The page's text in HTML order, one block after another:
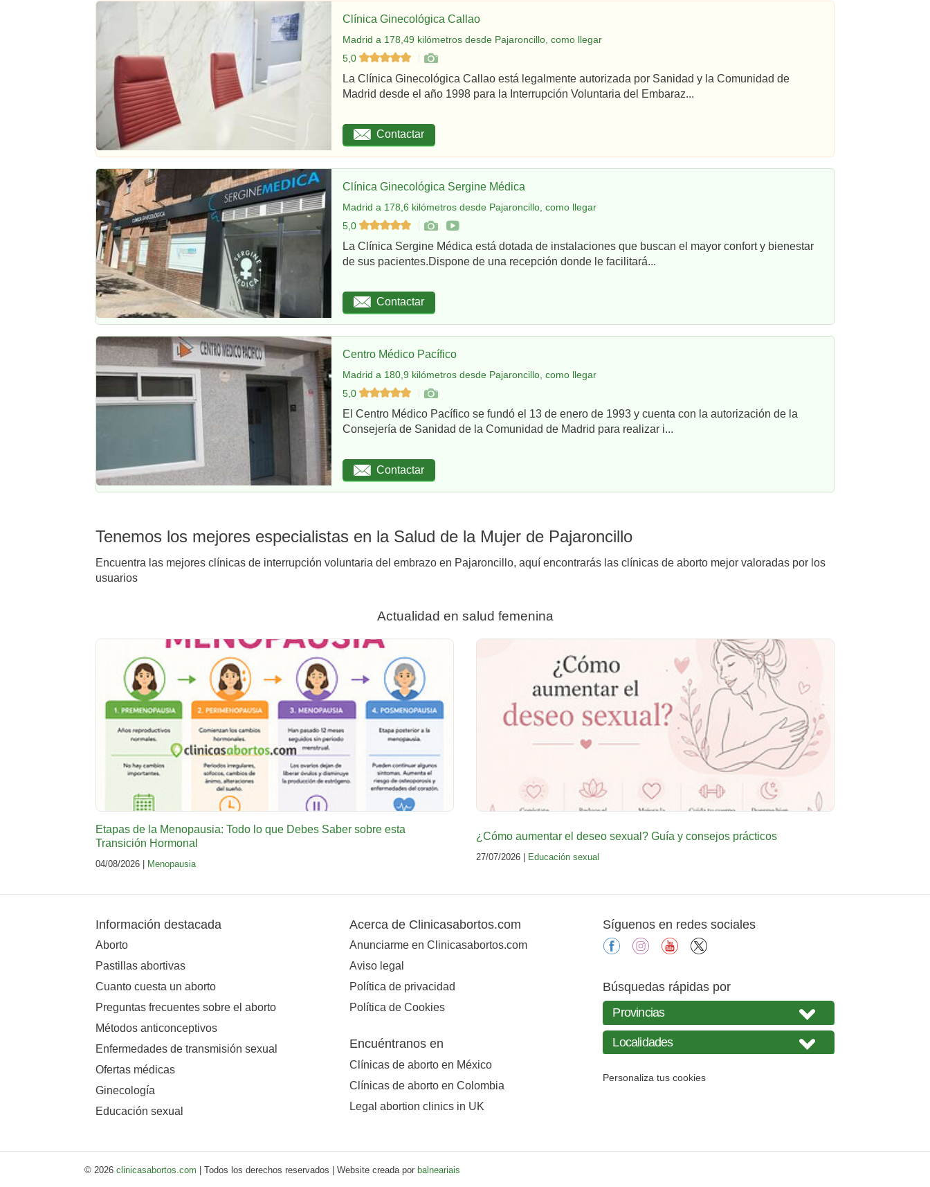
Clínica Ginecológica Callao
Madrid a 178,49 kilómetros desde Pajaroncillo, como llegar
5,0
La Clínica Ginecológica Callao está legalmente autorizada por Sanidad y la Comunidad de
Madrid desde el año 1998 para la Interrupción Voluntaria del Embaraz...
Contactar
Clínica Ginecológica Sergine Médica
Madrid a 178,6 kilómetros desde Pajaroncillo, como llegar
5,0
La Clínica Sergine Médica está dotada de instalaciones que buscan el mayor confort y bienestar
de sus pacientes.Dispone de una recepción donde le facilitará...
Contactar
Centro Médico Pacífico
Madrid a 180,9 kilómetros desde Pajaroncillo, como llegar
5,0
El Centro Médico Pacífico se fundó el 13 de enero de 1993 y cuenta con la autorización de la
Consejería de Sanidad de la Comunidad de Madrid para realizar i...
Contactar
Tenemos los mejores especialistas en la Salud de la Mujer de Pajaroncillo
Encuentra las mejores clínicas de interrupción voluntaria del embrazo en Pajaroncillo, aquí encontrarás las clínicas de aborto mejor valoradas por los
usuarios
Actualidad en salud femenina
Etapas de la Menopausia: Todo lo que Debes Saber sobre esta
Transición Hormonal
04/08/2026 | Menopausia
¿Cómo aumentar el deseo sexual? Guía y consejos prácticos
27/07/2026 | Educación sexual
Información destacada
Aborto
Pastillas abortivas
Cuanto cuesta un aborto
Preguntas frecuentes sobre el aborto
Métodos anticonceptivos
Enfermedades de transmisión sexual
Ofertas médicas
Ginecología
Educación sexual
Acerca de Clinicasabortos.com
Anunciarme en Clinicasabortos.com
Aviso legal
Política de privacidad
Política de Cookies
Encuéntranos en
Clínicas de aborto en México
Clínicas de aborto en Colombia
Legal abortion clinics in UK
Síguenos en redes sociales
facebookinstagramyoutube
Búsquedas rápidas por
Personaliza tus cookies
© 2026 clinicasabortos.com | Todos los derechos reservados | Website creada por balneariais